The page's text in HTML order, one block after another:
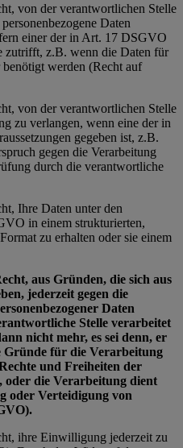
von der verantwortlichen Stelle
Daten
einer der in Art. 17 DSGVO
zutrifft, z.B. wenn die Daten für
werden (Recht auf
von der verantwortlichen Stelle
zu verlangen, wenn eine der in
gegeben ist, z.B.
gegen die Verarbeitung
durch die verantwortliche
Ihre Daten unter den
in einem strukturierten,
zu erhalten oder sie einem
aus Gründen, die sich aus
jederzeit gegen die
Daten
Stelle verarbeitet
nicht mehr, es sei denn, er
Gründe für die Verarbeitung
und Freiheiten der
oder die Verarbeitung dient
oder Verteidigung von
ihre Einwilligung jederzeit zu